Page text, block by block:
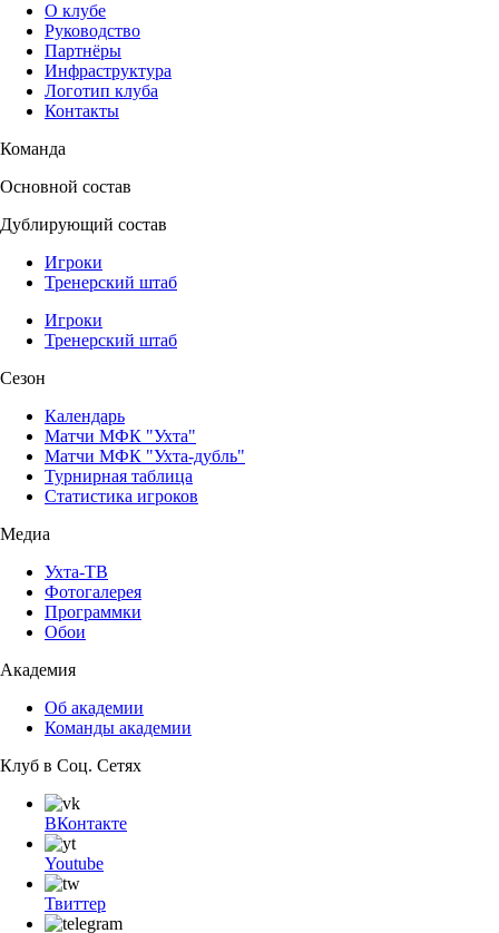
О клубе
Руководство
Партнёры
Инфраструктура
Логотип клуба
Контакты
Команда
Основной состав
Дублирующий состав
Игроки
Тренерский штаб
Игроки
Тренерский штаб
Сезон
Календарь
Матчи МФК "Ухта"
Матчи МФК "Ухта-дубль"
Турнирная таблица
Статистика игроков
Медиа
Ухта-ТВ
Фотогалерея
Программки
Обои
Академия
Об академии
Команды академии
Клуб в Соц. Сетях
ВКонтакте
Youtube
Твиттер